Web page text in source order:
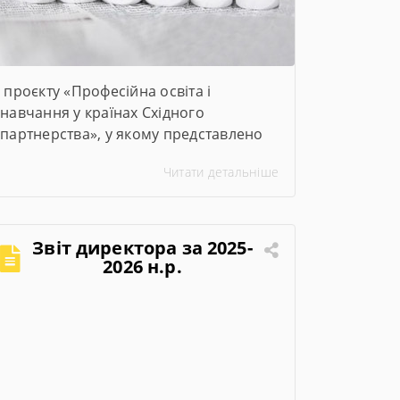
проєкту «Професійна освіта і
навчання у країнах Східного
партнерства», у якому представлено
за січень–червень 2026 рокуЧитати детальніше
Звіт директора за 2025-
2026 н.р.